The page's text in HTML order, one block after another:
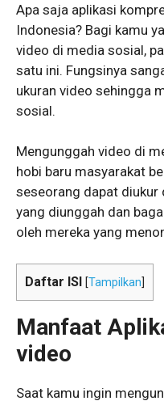
Apa saja aplikasi
Indonesia? Bagi kamu
video di media sosial,
satu ini. Fungsinya
ukuran video sehingga
sosial.
Mengunggah video di
hobi baru masyarakat
seseorang dapat diukur
yang diunggah dan
oleh mereka yang
Daftar ISI [Tampilkan
Manfaat
video
Saat kamu ingin